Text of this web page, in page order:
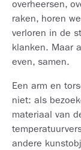
overheersen,
raken, horen
verloren in de
klanken. Maar
even, samen.
Een arm en
niet: als
materiaal van
andere